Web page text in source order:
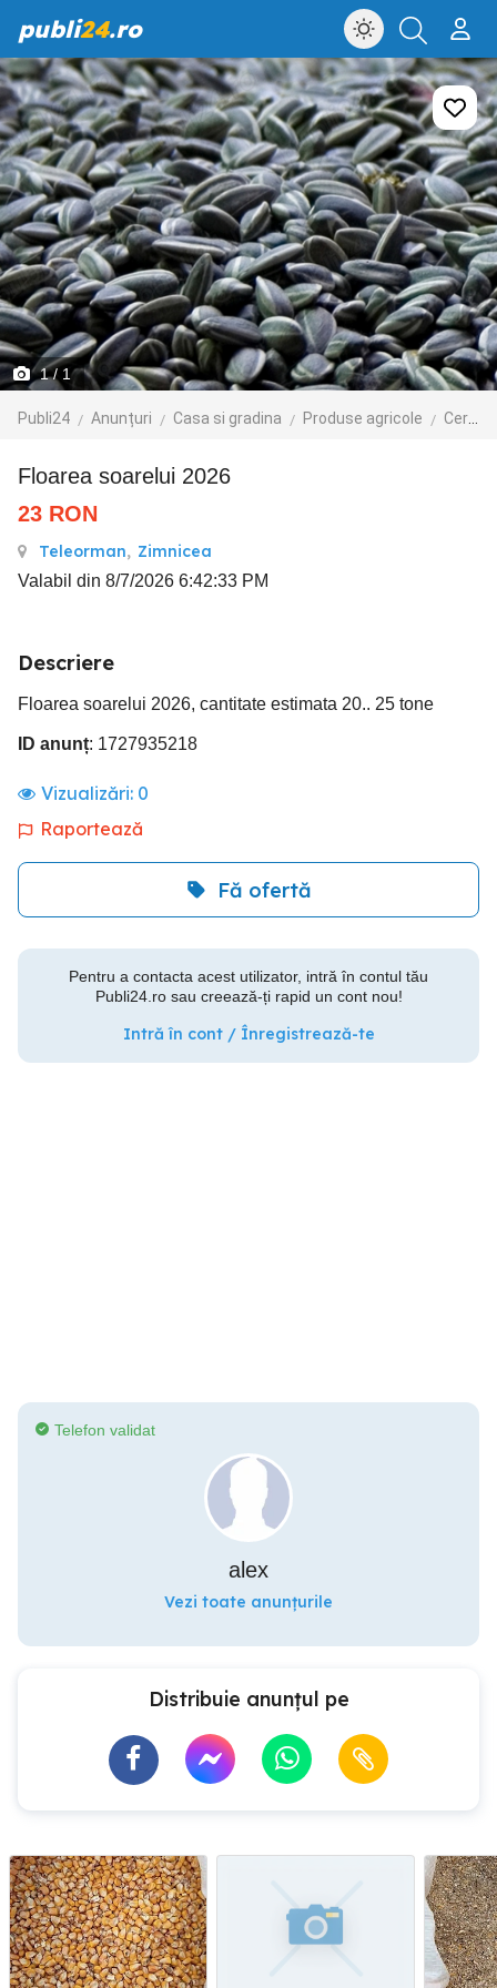
publi24.ro
1/ 1
Publi24 Anunțuri Casa si gradina Produse agricole Cereale
Floarea soarelui 2026
23 RON
Teleorman, Zimnicea
Valabil din 8/7/2026 6:42:33 PM
Descriere
Floarea soarelui 2026, cantitate estimata 20.. 25 tone
ID anunț: 1727935218
Vizualizări: 0
Raportează
Fă ofertă
Pentru a contacta acest utilizator, intră în contul tău
Publi24.ro sau creează-ți rapid un cont nou!
Intră în cont / Înregistrează-te
Telefon validat
alex
Vezi toate anunțurile
Distribuie anunțul pe